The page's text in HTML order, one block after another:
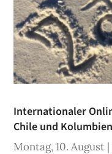
Internationaler
Chile und Kolumbien
Montag, 10. August |